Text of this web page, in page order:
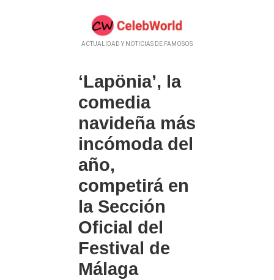
ACTUALIDAD Y NOTICIAS DE FAMOSOS
‘Lapönia’, la
comedia
navideña más
incómoda del
año,
competirá en
la Sección
Oficial del
Festival de
Málaga